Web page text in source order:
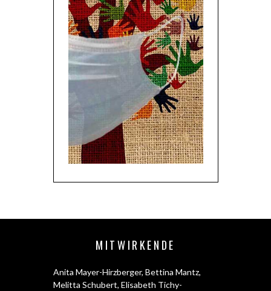
MITWIRKENDE
Anita Mayer-Hirzberger, Bettina Mantz,
Melitta Schubert, Elisabeth Tichy-